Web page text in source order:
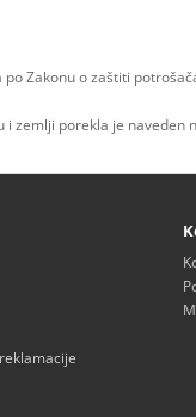
Zakonu o zaštiti
i zemlji porekla je naveden